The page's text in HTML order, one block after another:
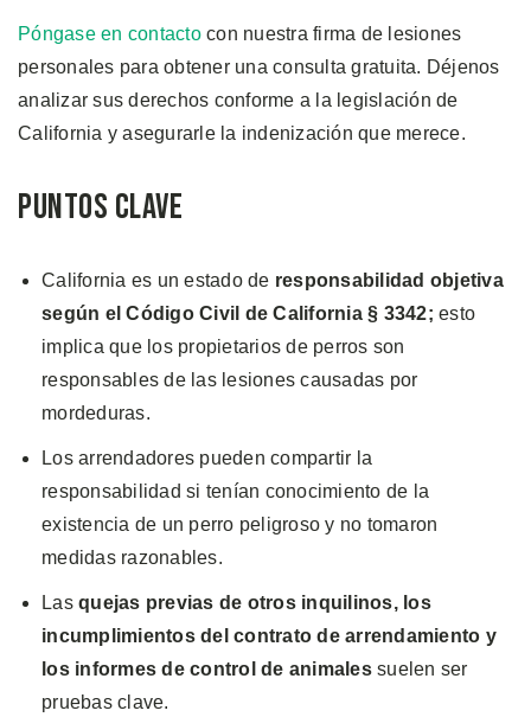
Póngase en contactocon nuestra firma de lesiones
personales para obtener una consulta gratuita. Déjenos
analizar sus derechos conforme a la legislación de
California y asegurarle la indenización que merece.
Puntos Clave
California es un estado de responsabilidad objetiva
según el Código Civil de California § 3342; esto
implica que los propietarios de perros son
responsables de las lesiones causadas por
mordeduras.
Los arrendadores pueden compartir la
responsabilidad si tenían conocimiento de la
existencia de un perro peligroso y no tomaron
medidas razonables.
Las quejas previas de otros inquilinos, los
incumplimientos del contrato de arrendamiento y
los informes de control de animalessuelen ser
pruebas clave.